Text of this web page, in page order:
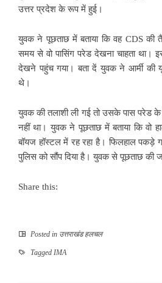
उत्तर प्रदेश के रूप में हुई।
युवक ने पूछताछ में बताया कि वह CDS की
समय से वो पासिंग परेड देखना चाहता था।
देखने पहुंच गया। बता दें युवक ने आर्मी की
थे।
युवक की तलाशी ली गई तो उसके पास परेड के
नहीं था। युवक ने पूछताछ में बताया कि वो
बॉयज हॉस्टल में रह रहा है। फिलहाल पकड़े
पुलिस को सौंप दिया है। युवक से पूछताछ की
Share this:
Posted in उत्तराखंड हलचल
Tagged IMA